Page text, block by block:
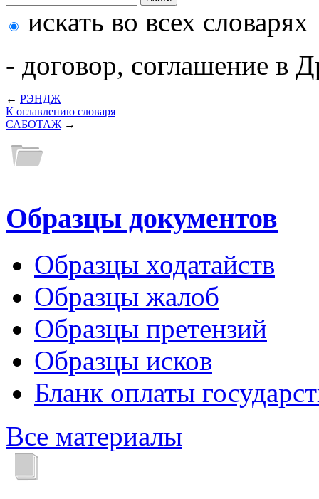
искать во всех словарях
- договор, соглашение в
← РЭНДЖ
К оглавлению словаря
САБОТАЖ→
Образцы документов
Образцы ходатайств
Образцы жалоб
Образцы претензий
Образцы исков
Бланк оплаты
Все материалы